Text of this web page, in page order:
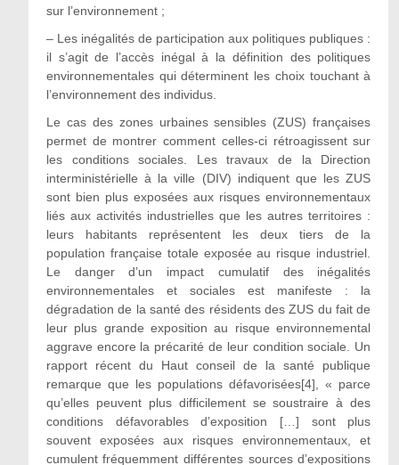
sur l’environnement ;
– Les inégalités de participation aux politiques publiques :
il s’agit de l’accès inégal à la définition des politiques
environnementales qui déterminent les choix touchant à
l’environnement des individus.
Le cas des zones urbaines sensibles (ZUS) françaises
permet de montrer comment celles-ci rétroagissent sur
les conditions sociales. Les travaux de la Direction
interministérielle à la ville (DIV) indiquent que les ZUS
sont bien plus exposées aux risques environnementaux
liés aux activités industrielles que les autres territoires :
leurs habitants représentent les deux tiers de la
population française totale exposée au risque industriel.
Le danger d’un impact cumulatif des inégalités
environnementales et sociales est manifeste : la
dégradation de la santé des résidents des ZUS du fait de
leur plus grande exposition au risque environnemental
aggrave encore la précarité de leur condition sociale. Un
rapport récent du Haut conseil de la santé publique
remarque que les populations défavorisées[4], « parce
qu’elles peuvent plus difficilement se soustraire à des
conditions défavorables d’exposition […] sont plus
souvent exposées aux risques environnementaux, et
cumulent fréquemment différentes sources d’expositions